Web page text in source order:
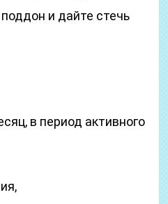
и дайте стечь
в период активного